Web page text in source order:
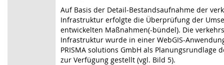
Auf Basis der Detail-Bestandsaufnahme der
Infrastruktur erfolgte die Überprüfung der
entwickelten Maßnahmen(-bündel). Die
Infrastruktur wurde in einer WebGIS-
PRISMA solutions GmbH als Planungsrundlage
zur Verfügung gestellt (vgl. Bild 5).